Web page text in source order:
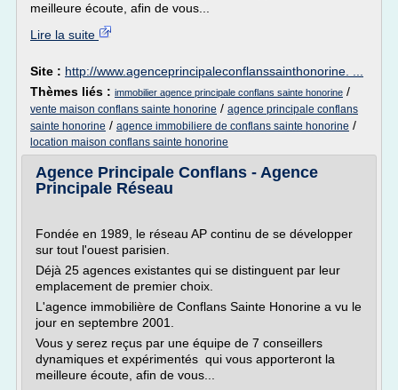
meilleure écoute, afin de vous...
Lire la suite
Site : http://www.agenceprincipaleconflanssainthonorine. ...
Thèmes liés : immobilier agence principale conflans sainte honorine /
vente maison conflans sainte honorine / agence principale conflans
sainte honorine / agence immobiliere de conflans sainte honorine /
location maison conflans sainte honorine
Agence Principale Conflans - Agence
Principale Réseau
Fondée en 1989, le réseau AP continu de se développer
sur tout l'ouest parisien.
Déjà 25 agences existantes qui se distinguent par leur
emplacement de premier choix.
L'agence immobilière de Conflans Sainte Honorine a vu le
jour en septembre 2001.
Vous y serez reçus par une équipe de 7 conseillers
dynamiques et expérimentés qui vous apporteront la
meilleure écoute, afin de vous...